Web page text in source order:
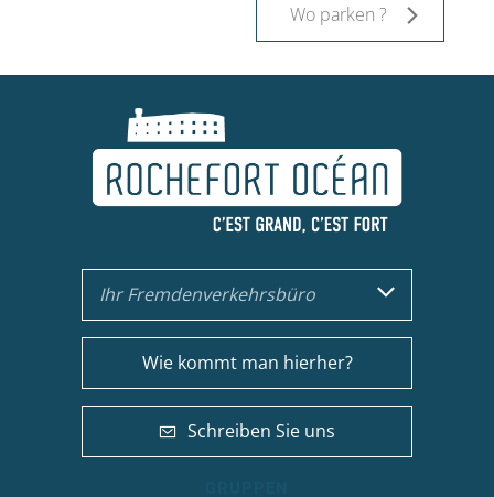
Wo parken ?
Ihr Fremdenverkehrsbüro
Wie kommt man hierher?
Schreiben Sie uns